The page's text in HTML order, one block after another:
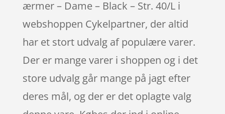
ærmer – Dame – Black – Str. 40/L i
webshoppen Cykelpartner, der altid
har et stort udvalg af populære varer.
Der er mange varer i shoppen og i det
store udvalg går mange på jagt efter
deres mål, og der er det oplagte valg